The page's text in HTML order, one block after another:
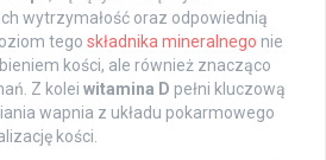
wytrzymałość oraz odpowiednią
tego składnika mineralnego nie
kości, ale również znacząco
Z kolei witamina D pełni kluczową
wapnia z układu pokarmowego
kości.